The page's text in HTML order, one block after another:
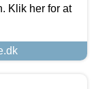
Klik her for at